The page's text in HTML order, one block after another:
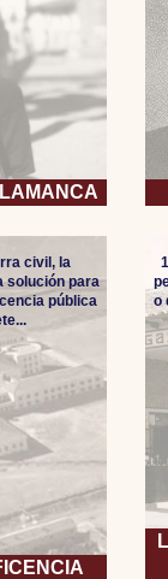
civil, la
solución para
pública
o